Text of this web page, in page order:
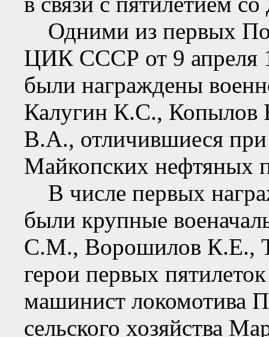
Одними из первых
ЦИК СССР от 9 апреля
были награждены
Калугин К.С.,
В.А., отличившиеся
Майкопских нефтяных
В числе первых
были крупные
С.М., Ворошилов К.Е.,
герои первых
машинист локомотива
сельского хозяйства